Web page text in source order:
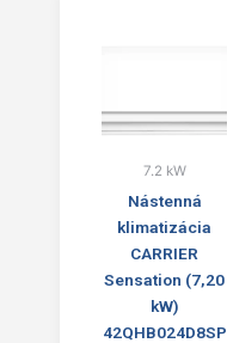
7.2 kW
Nástenná
klimatizácia
CARRIER
Sensation (7,20
kW)
42QHB024D8SP